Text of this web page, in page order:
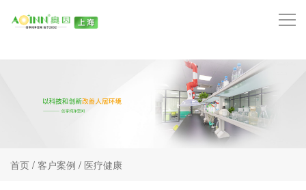
产品中心
首页 / 客户案例 / 医疗健康